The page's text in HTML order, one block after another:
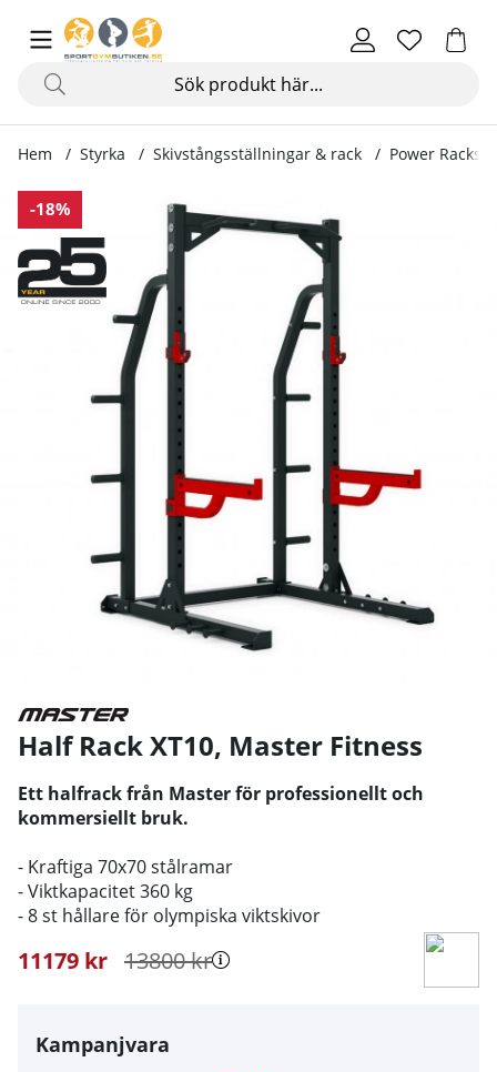
Hem Styrka Skivstångsställningar & rack Power Racks
-18%
Produktbilder Half Rack XT10
Half Rack XT10, Master Fitness
Ett halfrack från Master för professionellt och
kommersiellt bruk.
- Kraftiga 70x70 stålramar
- Viktkapacitet 360 kg
- 8 st hållare för olympiska viktskivor
13800kr
11179 kr
Kampanjvara